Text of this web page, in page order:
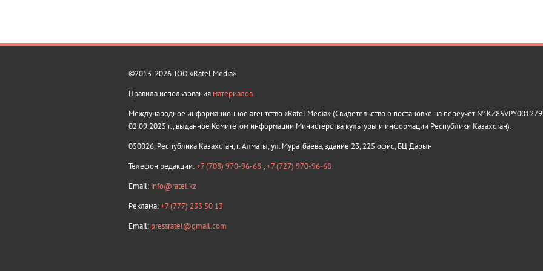
©2013-2026 ТОО «Ratel Media»
Правила использования материалов
Международное информационное агентство «Ratel Media» (Свидетельство о постановке на переучёт №
02.09.2025 г., выданное Комитетом информации Министерства культуры и информации Республики Казахстан).
050026, Республика Казахстан, г. Алматы, ул. Муратбаева, здание 23, 225 офис, БЦ Дарын
Телефон редакции:+7 (708) 970-96-68 ;+7 (727) 970-96-68
Email: info@ratel.kz
Реклама:+7 (777) 233 50 13
Email: pressratel@gmail.com